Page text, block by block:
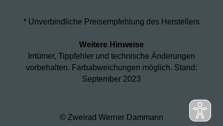
* Unverbindliche Preisempfehlung des Herstellers
Weitere Hinweise
Irrtümer, Tippfehler und technische Änderungen
vorbehalten. Farbabweichungen möglich. Stand:
September 2023
© Zweirad Werner Dammann